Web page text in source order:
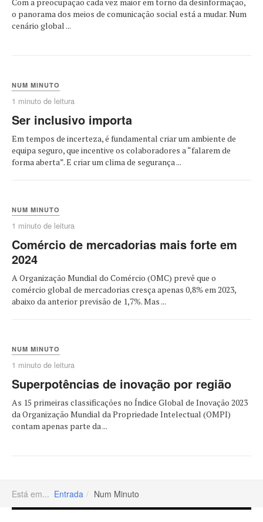
o panorama dos meios de comunicação social está a mudar. Num
cenário global ...
NUM MINUTO
1 minuto de leitura
Ser inclusivo importa
Em tempos de incerteza, é fundamental criar um ambiente de
equipa seguro, que incentive os colaboradores a “falarem de
forma aberta”. E criar um clima de segurança ...
NUM MINUTO
1 minuto de leitura
Comércio de mercadorias mais forte em
2024
A Organização Mundial do Comércio (OMC) prevê que o
comércio global de mercadorias cresça apenas 0,8% em 2023,
abaixo da anterior previsão de 1,7%. Mas ...
NUM MINUTO
1 minuto de leitura
Superpotências de inovação por região
As 15 primeiras classificações no Índice Global de Inovação 2023
da Organização Mundial da Propriedade Intelectual (OMPI)
contam apenas parte da ...
Está em... Entrada Num Minuto